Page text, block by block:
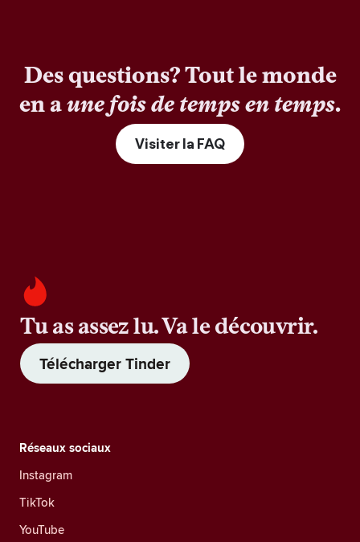
Des questions? Tout le monde
en aune fois de temps en temps.
Visiter la FAQ
Tu as assez lu. Va le découvrir.
Télécharger Tinder
Réseaux sociaux
Instagram
TikTok
YouTube